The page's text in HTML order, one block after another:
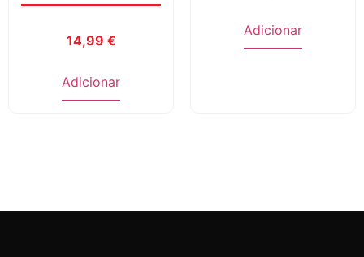
14,99 €
Adicionar
Adicionar